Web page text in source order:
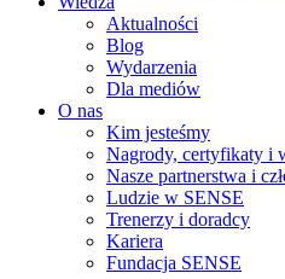
Aktualności
Blog
Wydarzenia
Dla mediów
O nas
Kim jesteśmy
Nagrody, certyfikaty i
Nasze partnerstwa i
Ludzie w SENSE
Trenerzy i doradcy
Kariera
Fundacja SENSE